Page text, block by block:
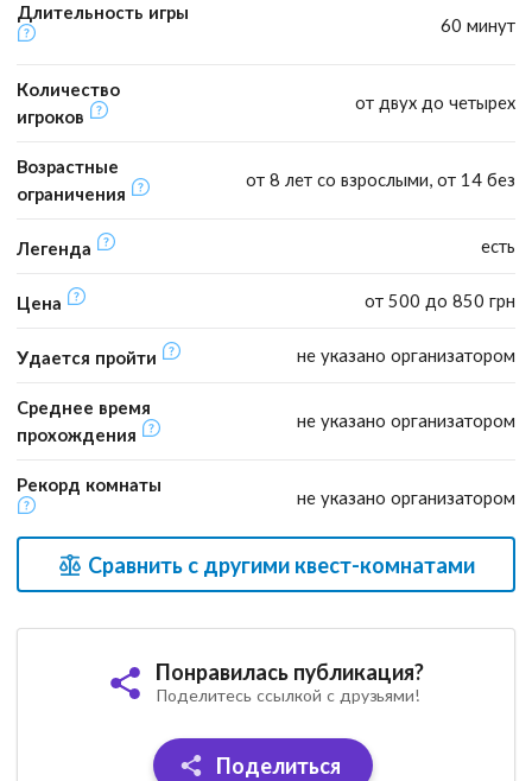
Длительность игры
60 минут
Количество
игроков
от двух до четырех
Возрастные
ограничения
от 8 лет со взрослыми, от 14 без
Легенда есть
Цена от 500 до 850 грн
Удается пройти не указано организатором
Среднее время
прохождения
не указано организатором
Рекорд комнаты
не указано организатором
Сравнить с другими квест-комнатами
Понравилась публикация?
Поделитесь ссылкой с друзьями!
Поделиться